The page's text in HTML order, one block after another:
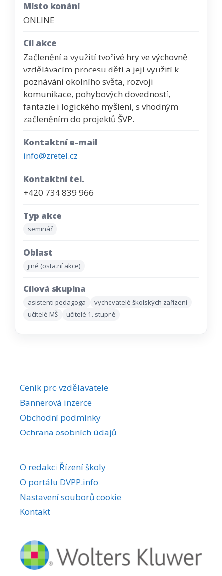
Místo konání
ONLINE
Cíl akce
Začlenění a využití tvořivé hry ve výchovně
vzdělávacím procesu dětí a její využití k
poznávání okolního světa, rozvoji
komunikace, pohybových dovedností,
fantazie i logického myšlení, s vhodným
začleněním do projektů ŠVP.
Kontaktní e-mail
info@zretel.cz
Kontaktní tel.
+420 734 839 966
Typ akce
seminář
Oblast
jiné (ostatní akce)
Cílová skupina
asistenti pedagoga
vychovatelé školských zařízení
učitelé MŠ
učitelé 1. stupně
Ceník pro vzdělavatele
Bannerová inzerce
Obchodní podmínky
Ochrana osobních údajů
O redakci Řízení školy
O portálu DVPP.info
Nastavení souborů cookie
Kontakt